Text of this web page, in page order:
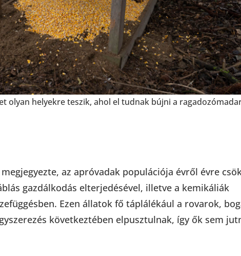
olyan helyekre teszik, ahol el tudnak bújni a
az apróvadak populációja évről évre
gazdálkodás elterjedésével, illetve a kemikáliák
Ezen állatok fő táplálékául a rovarok,
következtében elpusztulnak, így ők sem